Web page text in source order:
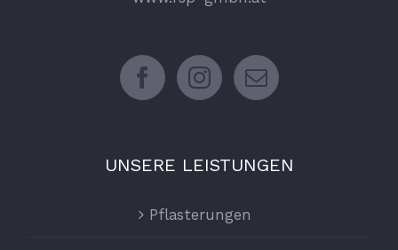
UNSERE LEISTUNGEN
Pflasterungen